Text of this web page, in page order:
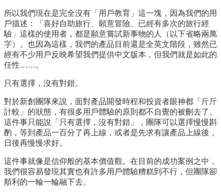
所以我們現在是完全沒有「用戶教育」這一塊，因為我們的用
戶描述：「喜好自助旅行、願意冒險、已經有多次的旅行經
驗」這樣的使用者，都是願意嘗試新事物的人（以下省略兩萬
字）。也因為這樣，我們的產品目前還是全英文階段，雖然已
經有不少用戶反映希望我們提供中文版本，但我們就是如此的
任性……。
只有選擇，沒有對錯。
對於新創團隊來說，面對產品開發時程和投資者眼神都「斤斤
計較」的狀態，有很多用戶體驗的原則都不自覺的被刪去了。
這件事只能說「只有選擇，沒有對錯」，團隊可以選擇慢慢斟
酌，等到產品一百分了再上線，或者是先求有讓產品上線後，
日後再慢慢求好。
這件事就像是信仰般的基本價值觀。在目前的成功案例之中，
我們很容易發現其實也有許多用戶體驗糟糕到不行，但團隊卻
順利的一輪一輪融下去。